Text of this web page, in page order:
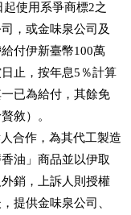
起使用系爭商標2之
，或金味泉公司及
給付伊新臺幣100萬
日止，按年息5％計算
一已為給付，其餘免
敘）。
合作，為其代工製造
油」商品並以伊取
外銷，上訴人則授權
提供金味泉公司、